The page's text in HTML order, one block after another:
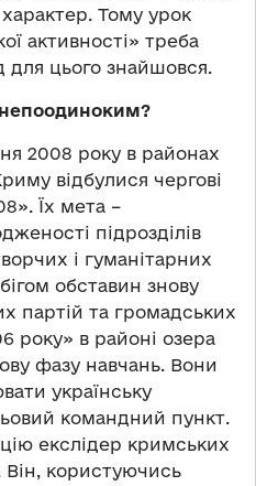
Тому урок
активності» треба
для цього знайшовся.
2008 року в районах
відбулися чергові
Їх мета –
підрозділів
і гуманітарних
обставин знову
партій та громадських
року» в районі озера
фазу навчань. Вони
українську
командний пункт.
екслідер кримських
Він, користуючись